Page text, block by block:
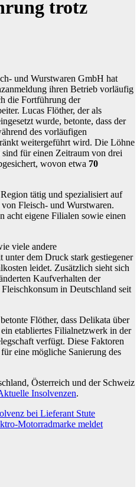
trotz
und Wurstwaren GmbH hat
ihren Betrieb vorläufig
die Fortführung der
Lucas Flöther, der als
wurde, betonte, dass der
des vorläufigen
weitergeführt wird. Die Löhne
für einen Zeitraum von drei
wovon etwa 70
tätig und spezialisiert auf
Fleisch- und Wurstwaren.
acht eigene Filialen sowie einen
viele andere
unter dem Druck stark gestiegener
leidet. Zusätzlich sieht sich
Kaufverhalten der
in Deutschland seit
Flöther, dass Delikata über
etabliertes Filialnetzwerk in der
verfügt. Diese Faktoren
eine mögliche Sanierung des
Österreich und der Schweiz
Insolvenzen.
bei Lieferant Stute
Motorradmarke meldet